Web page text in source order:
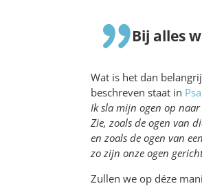
Bij alles
Wat is het dan
beschreven staat in
Ik sla mijn ogen op
Zie, zoals de ogen van
en zoals de ogen van
zo zijn onze ogen
Zullen we op déze